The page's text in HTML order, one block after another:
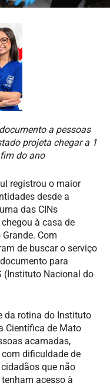
a pessoas
projeta chegar a 1
do ano
registrou o maior
desde a
das CINs
à casa de
Com
de buscar o serviço
para
(Instituto Nacional do
da rotina do Instituto
Científica de Mato
acamadas,
dificuldade de
que não
acesso à